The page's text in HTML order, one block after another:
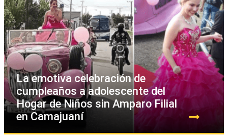
La emotiva celebración de
cumpleaños a adolescente del
Hogar de Niños sin Amparo Filial
en Camajuaní